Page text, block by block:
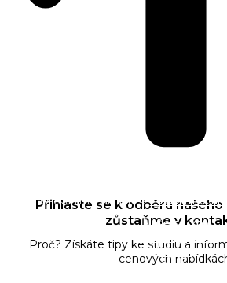
Přihlaste se k odběru
zůstaňme v
Proč? Získáte tipy ke studiu a
cenových
Odesláním souhlasíte seZásadami
Naše služby
Jak fungujeme
Ceník
O nás